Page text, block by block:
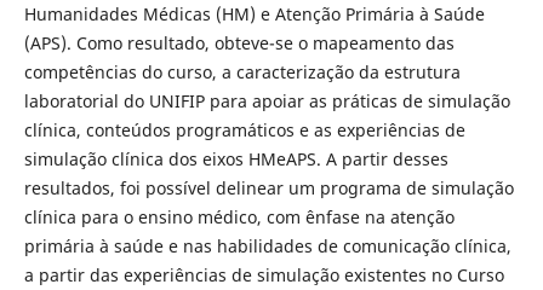
Humanidades Médicas (HM) e Atenção Primária à Saúde
(APS). Como resultado, obteve-se o mapeamento das
competências do curso, a caracterização da estrutura
laboratorial do UNIFIP para apoiar as práticas de simulação
clínica, conteúdos programáticos e as experiências de
simulação clínica dos eixos HMeAPS. A partir desses
resultados, foi possível delinear um programa de simulação
clínica para o ensino médico, com ênfase na atenção
primária à saúde e nas habilidades de comunicação clínica,
a partir das experiências de simulação existentes no Curso